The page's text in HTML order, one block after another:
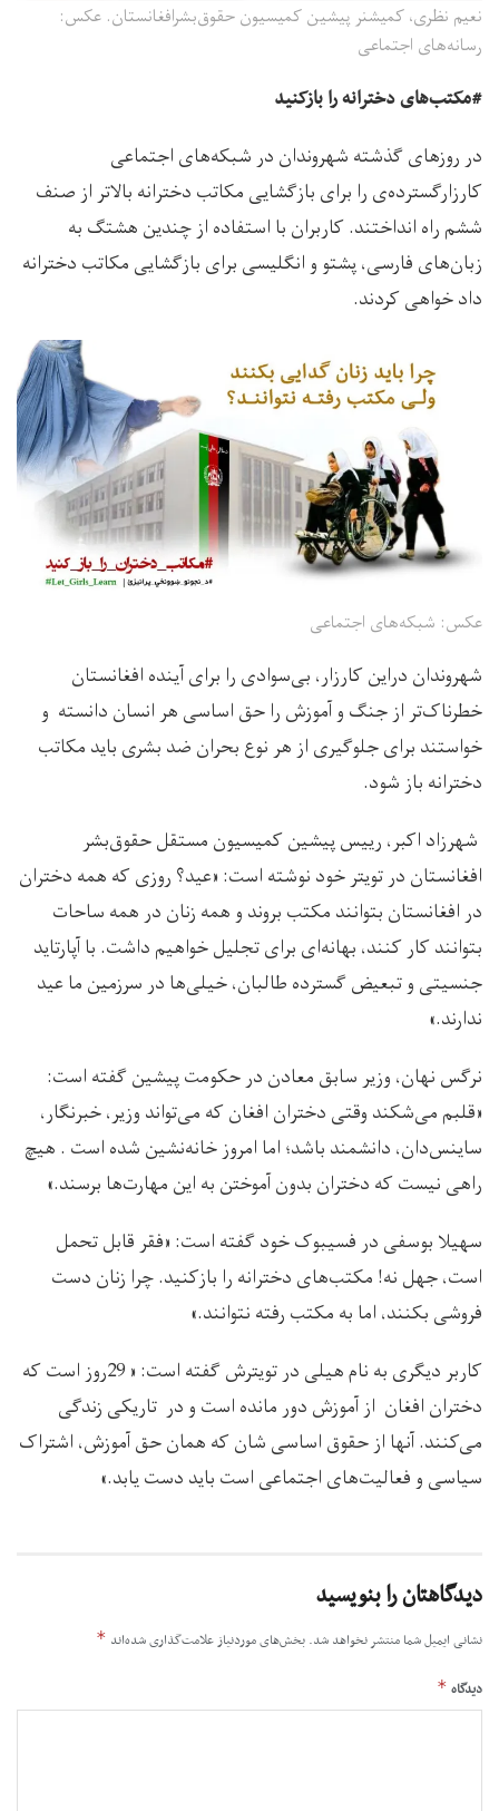
نعیم نظری، کمیشنر پیشین کمیسیون حقوق‌بشرافغانستان. عکس:
رسانه‌های اجتماعی
#مکتب‌های دخترانه را بازکنید
در روزهای گذشته شهروندان در شبکه‌های اجتماعی
کارزارگسترده‌ی را برای بازگشایی مکاتب دخترانه بالاتر از صنف
ششم راه انداختند. کاربران با استفاده از چندین هشتگ به
زبان‌های فارسی، پشتو و انگلیسی برای بازگشایی مکاتب دخترانه
داد خواهی کردند.
عکس: شبکه‌های اجتماعی
شهروندان دراین کارزار، بی‌سوادی را برای آینده افغانستان
خطرناک‌تر از جنگ و آموزش را حق اساسی هر انسان دانسته و
خواستند برای جلوگیری از هر نوع بحران ضد بشری باید مکاتب
دخترانه باز شود.
شهرزاد اکبر، رییس پیشین کمیسیون مستقل حقوق‌بشر
افغانستان در تویتر خود نوشته است: «عید؟ روزی که همه دختران
در افغانستان بتوانند مکتب بروند و‌ همه زنان در همه ساحات
بتوانند کار کنند، بهانه‌ای برای تجلیل خواهیم داشت. با آپارتاید
جنسیتی و تبعیض گسترده طالبان، خیلی‌ها در سرزمین ما عید
ندارند.»
نرگس نهان، وزیر سابق معادن در حکومت پیشین گفته است:
«قلبم می‌شکند وقتی دختران افغان که می‌تواند وزیر، خبرنگار،
ساینس‌دان، دانشمند باشد؛ اما امروز خانه‌نشین شده است . هیچ
راهی نیست که دختران بدون آموختن به این مهارت‌ها برسند.»
سهیلا بوسفی در فسیبوک خود گفته است: «فقر قابل تحمل
است، جهل نه! مکتب‌های دخترانه را بازکنید. چرا زنان دست
فروشی بکنند، اما به مکتب رفته نتوانند.»
کاربر دیگری به نام هیلی در تویترش گفته است: « 29روز است که
دختران افغان از آموزش دور مانده است و در تاریکی زندگی
می‌کنند.‌ آنها از حقوق اساسی شان که همان حق آموزش، اشتراک
سیاسی و فعالیت‌های اجتماعی است باید دست یابد.»
دیدگاهتان را بنویسید
نشانی ایمیل شما منتشر نخواهد شد. بخش‌های موردنیاز علامت‌گذاری شده‌اند *
دیدگاه *